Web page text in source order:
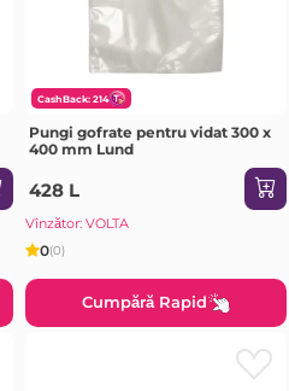
CashBack: 214
Pungi gofrate pentru vidat 300 x
400 mm Lund
428 L
Vînzător: VOLTA
0(0)
Cumpără Rapid